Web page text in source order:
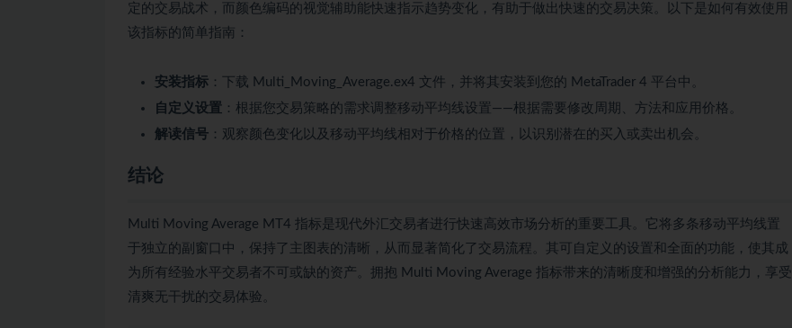
定的交易战术，而颜色编码的视觉辅助能快速指示趋势变化，有助于做出快速的交易决策。以下是如何有效使用
该指标的简单指南：
安装指标 ：下载 Multi_Moving_Average.ex4 文件，并将其安装到您的 MetaTrader 4 平台中。
自定义设置 ：根据您交易策略的需求调整移动平均线设置——根据需要修改周期、方法和应用价格。
解读信号 ：观察颜色变化以及移动平均线相对于价格的位置，以识别潜在的买入或卖出机会。
结论
Multi Moving Average MT4 指标是现代外汇交易者进行快速高效市场分析的重要工具。它将多条移动平均线置
于独立的副窗口中，保持了主图表的清晰，从而显著简化了交易流程。其可自定义的设置和全面的功能，使其成
为所有经验水平交易者不可或缺的资产。拥抱 Multi Moving Average 指标带来的清晰度和增强的分析能力，享受
清爽无干扰的交易体验。